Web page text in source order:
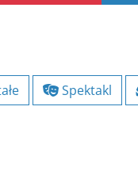
Spektakl